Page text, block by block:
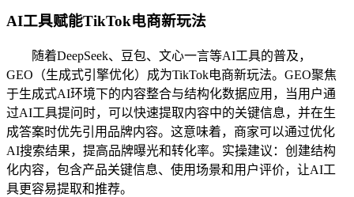
AI工具赋能TikTok电商新玩法
随着DeepSeek、豆包、文心一言等AI工具的普及，
GEO（生成式引擎优化）成为TikTok电商新玩法。GEO聚焦
于生成式AI环境下的内容整合与结构化数据应用，当用户通
过AI工具提问时，可以快速提取内容中的关键信息，并在生
成答案时优先引用品牌内容。这意味着，商家可以通过优化
AI搜索结果，提高品牌曝光和转化率。实操建议：创建结构
化内容，包含产品关键信息、使用场景和用户评价，让AI工
具更容易提取和推荐。